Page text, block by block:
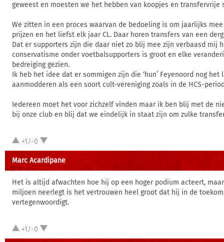
geweest en moesten we het hebben van koopjes en transfervrije
We zitten in een proces waarvan de bedoeling is om jaarlijks
prijzen en het liefst elk jaar CL. Daar horen transfers van een
Dat er supporters zijn die daar niet zo blij mee zijn verbaasd mij
conservatisme onder voetbalsupporters is groot en elke
bedreiging gezien.
Ik heb het idee dat er sommigen zijn die ‘hun’ Feyenoord nog het
aanmodderen als een soort cult-vereniging zoals in de HCS-
Iedereen moet het voor zichzelf vinden maar ik ben blij met de
bij onze club en blij dat we eindelijk in staat zijn om zulke
+1/-0
Marc Acardipane
Het is altijd afwachten hoe hij op een hoger podium acteert,
miljoen neerlegt is het vertrouwen heel groot dat hij in de
vertegenwoordigt.
+1/-0